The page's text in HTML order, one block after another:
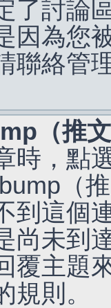
了討論
因為您
聯絡管
（推
時，點
（
到這個
尚未到
覆主題
規則。